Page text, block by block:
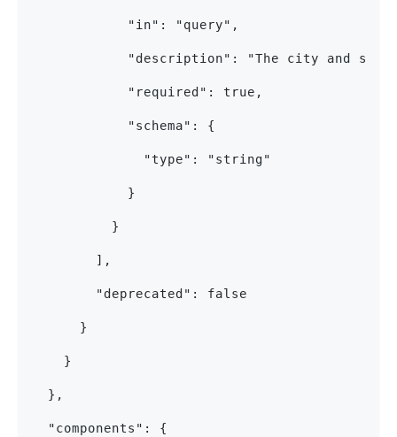
            "in": "query",
"description": "The city and
            "required": true,
            "schema": {
              "type": "string"
            }
          }
        ],
        "deprecated": false
      }
    }
  },
  "components": {